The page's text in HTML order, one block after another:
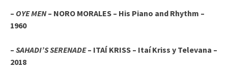
– OYE MEN– NORO MORALES – His Piano and Rhythm –
1960
– SAHADI’S SERENADE– ITAÍ KRISS – Itaí Kriss y Televana –
2018